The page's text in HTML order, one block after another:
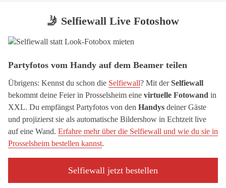
🤳 Selfiewall Live Fotoshow
Partyfotos vom Handy auf dem Beamer teilen
Übrigens: Kennst du schon die Selfiewall? Mit derSelfiewall
bekommt deine Feier in Prosselsheim eine virtuelle Fotowand in
XXL. Du empfängst Partyfotos von den Handys deiner Gäste
und projizierst sie als automatische Bildershow in Echtzeit live
auf eine Wand. Erfahre mehr über die Selfiewall und wie du sie in
Prosselsheim bestellen kannst.
Selfiewall jetzt bestellen